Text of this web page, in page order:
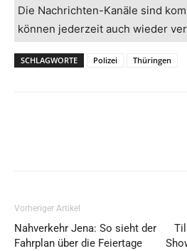
Die Nachrichten-Kanäle sind
können jederzeit auch wieder
SCHLAGWORTE Polizei Thüringen
Vorheriger Artikel
Nahverkehr Jena: So sieht der
Fahrplan über die Feiertage